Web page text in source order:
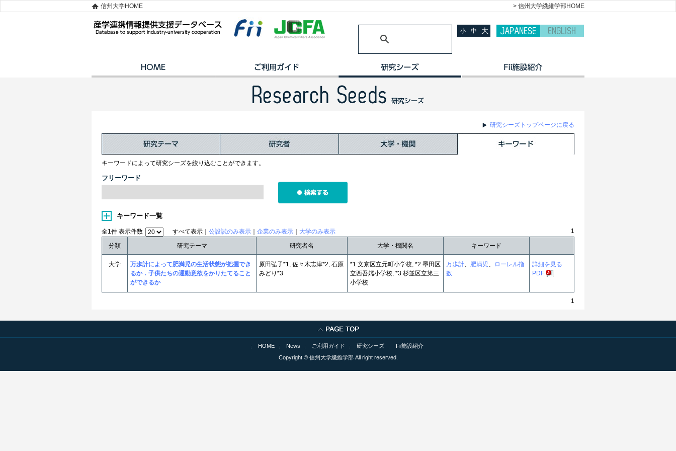
> 信州大学繊維学部HOME
信州大学HOME
小 中 大
研究シーズトップページに戻る
キーワードによって研究シーズを絞り込むことができます。
フリーワード
キーワード一覧
全1件 表示件数 すべて表示｜ 公設試のみ表示 企業のみ表示 大学のみ表示 1
分類 研究テーマ 研究者名 大学・機関名 キーワード
大学
万歩計によって肥満児の生活状態が把握でき
るか．子供たちの運動意欲をかりたてること
ができるか
原田弘子*1, 佐々木志津*2, 石原
みどり*3
*1 文京区立元町小学校, *2 墨田区
立西吾嬬小学校, *3 杉並区立第三
小学校
万歩計、 肥満児、
ローレル指
数
詳細を見る
PDF
1
HOME News ご利用ガイド 研究シーズ
Fii施設紹介
Copyright © 信州大学繊維学部 All right reserved.